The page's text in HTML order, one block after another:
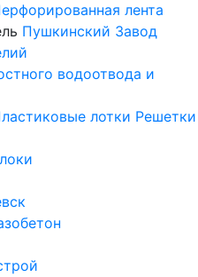
лента
Пушкинский Завод
водоотвода и
лотки Решетки